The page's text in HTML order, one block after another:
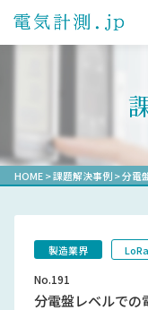
HOME>課題解決事例>分電
製造業界
No.191
分電盤レベルでの